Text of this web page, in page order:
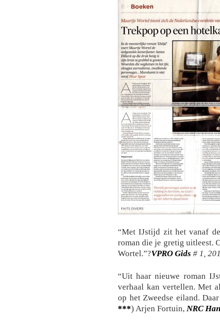
“Met IJstijd zit het vanaf
roman die je gretig uitleest.
Wortel.”?VPRO Gids # 1,
“Uit haar nieuwe roman
verhaal kan vertellen. Met
op het Zweedse eiland.
***) Arjen Fortuin, NRC